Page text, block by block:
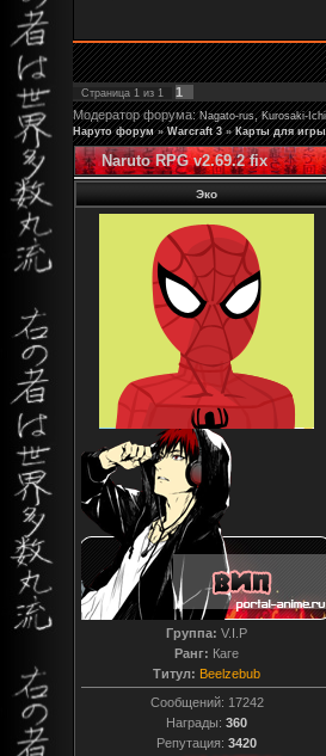
Страница 1 из 1
1
Модератор форума:Nagato-rus,Kurosaki-
Наруто форум » Warcraft 3 » Карты для
Naruto RPG v2.69.2 fix
Эко
Группа: V.I.P
Ранг: Каге
Титул: Beelzebub
Сообщений: 17242
Награды: 360
Репутация: 3420